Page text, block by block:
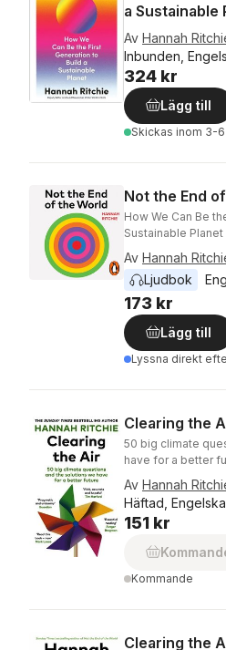
a Sustainable
Av Hannah
Inbunden,
324 kr
Lägg till
Skickas inom 3-
Not the End
How We Can Be
Sustainable Planet
Av Hannah
Ljudbok
173 kr
Lägg till
Lyssna direkt
Clearing the
50 big climate
have for a better
Av Hannah
Häftad,
151 kr
Kommande
Clearing the